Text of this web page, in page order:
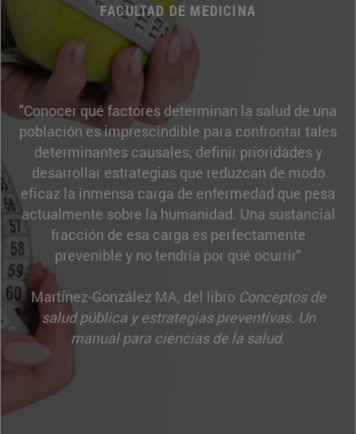
FACULTAD DE MEDICINA
"Conocer qué factores determinan la salud de una
población es imprescindible para confrontar tales
determinantes causales, definir prioridades y
desarrollar estrategias que reduzcan de modo
eficaz la inmensa carga de enfermedad que pesa
actualmente sobre la humanidad. Una sustancial
fracción de esa carga es perfectamente
prevenible y no tendría por qué ocurrir"
Martínez-González MA, del libro Conceptos de
salud pública y estrategias preventivas. Un
manual para ciencias de la salud.